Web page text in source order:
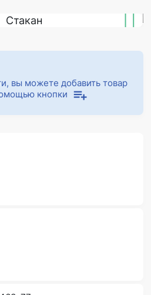
вы можете добавить товар
кнопки